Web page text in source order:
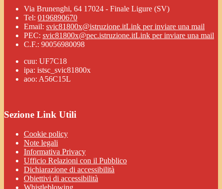
Via Brunenghi, 64 17024 - Finale Ligure (SV)
Tel: 0196890670
Email: svic81800x@istruzione.itLink per inviare una mail
PEC: svic81800x@pec.istruzione.itLink per inviare una mail
C.F.: 90056980098
cuu: UF7C18
ipa: istsc_svic81800x
aoo: A56C15L
Sezione Link Utili
Cookie policy
Note legali
Informativa Privacy
Ufficio Relazioni con il Pubblico
Dichiarazione di accessibilità
Obiettivi di accessibilità
Whistleblowing